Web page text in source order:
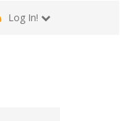
Log In!